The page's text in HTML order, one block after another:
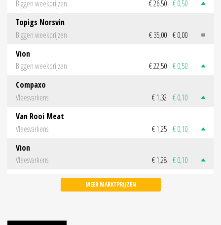
Biggen weekprijzen € 26,50 € 0,50
Topigs Norsvin
Biggen weekprijzen
€ 35,00 € 0,00
Vion
Biggen weekprijzen
€ 22,50 € 0,50
Compaxo
Vleesvarkens
€ 1,32 € 0,10
Van Rooi Meat
Vleesvarkens
€ 1,25 € 0,10
Vion
Vleesvarkens
€ 1,28 € 0,10
MEER MARKTPRIJZEN